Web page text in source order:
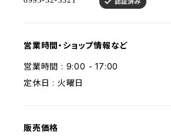
営業時間・ショップ情報など
営業時間 : 9:00 - 17:00
定休日 : 火曜日
販売価格